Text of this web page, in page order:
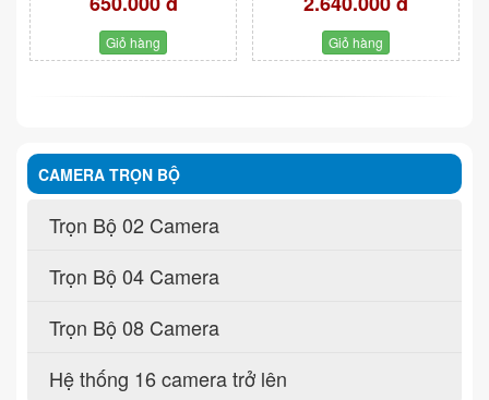
Giỏ hàng Giỏ hàng
CAMERA TRỌN BỘ
Trọn Bộ 02 Camera
Trọn Bộ 04 Camera
Trọn Bộ 08 Camera
Hệ thống 16 camera trở lên